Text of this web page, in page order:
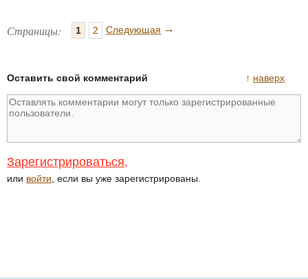
Страницы: 1 2 Следующая →
↑ наверх
Оставить свой комментарий
Зарегистрироваться,
или войти , если вы уже зарегистрированы.